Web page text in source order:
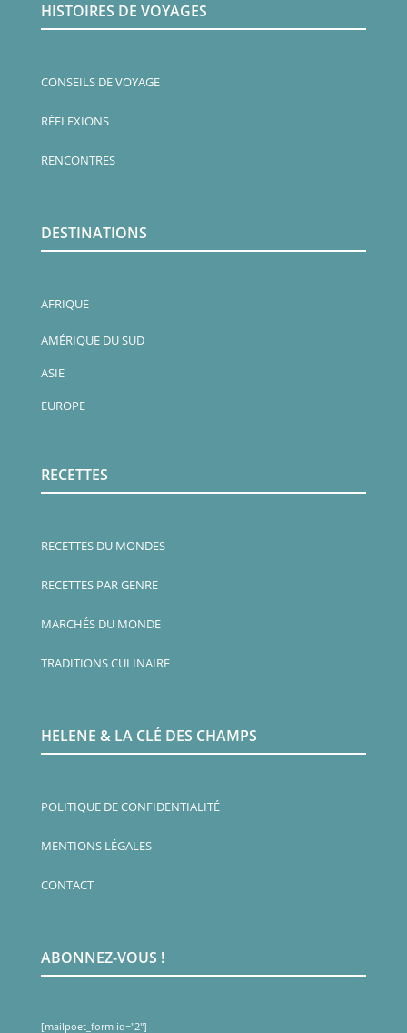
HISTOIRES DE VOYAGES
CONSEILS DE VOYAGE
RÉFLEXIONS
RENCONTRES
DESTINATIONS
AFRIQUE
AMÉRIQUE DU SUD
ASIE
EUROPE
RECETTES
RECETTES DU MONDES
RECETTES PAR GENRE
MARCHÉS DU MONDE
TRADITIONS CULINAIRE
HELENE & LA CLÉ DES CHAMPS
POLITIQUE DE CONFIDENTIALITÉ
MENTIONS LÉGALES
CONTACT
ABONNEZ-VOUS !
[mailpoet_form id="2"]